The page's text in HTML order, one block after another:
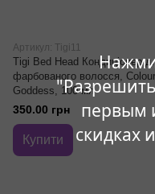
первым
скидках
Артикул: Tigi11
Tigi Bed Head Кондиціонер
фарбованого волосся, Colour
Goddess, 100 мл
350.00 грн
Купити